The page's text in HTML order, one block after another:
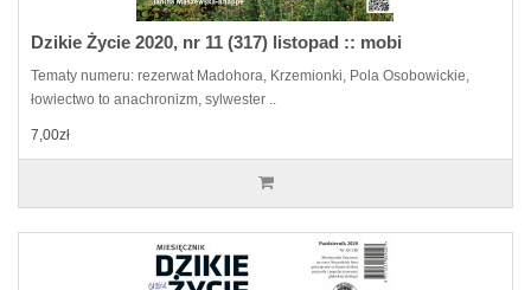
Dzikie Życie 2020, nr 11 (317) listopad :: mobi
Tematy numeru: rezerwat Madohora, Krzemionki, Pola Osobowickie,
łowiectwo to anachronizm, sylwester ..
7,00zł